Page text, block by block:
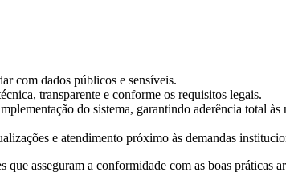
com dados públicos e sensíveis.
transparente e conforme os requisitos legais.
do sistema, garantindo aderência total às
e atendimento próximo às demandas
asseguram a conformidade com as boas práticas